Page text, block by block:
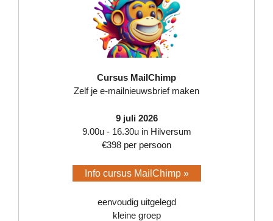
Cursus MailChimp
Zelf je e-mailnieuwsbrief maken
9 juli 2026
9.00u - 16.30u in Hilversum
€398 per persoon
Info cursus MailChimp »
eenvoudig uitgelegd
kleine groep